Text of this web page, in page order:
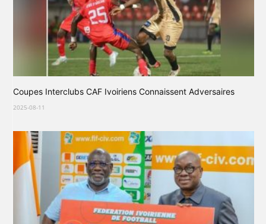
Coupes Interclubs CAF Ivoiriens Connaissent Adversaires
2025-08-11